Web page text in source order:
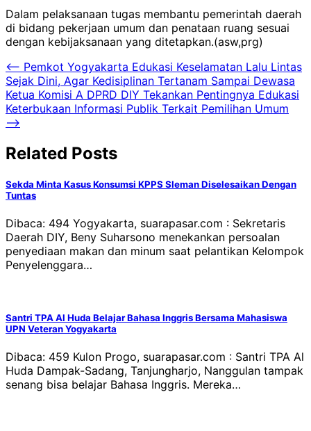
Dalam pelaksanaan tugas membantu pemerintah daerah
di bidang pekerjaan umum dan penataan ruang sesuai
dengan kebijaksanaan yang ditetapkan.(asw,prg)
Navigasi
pos
⟵ Pemkot Yogyakarta Edukasi Keselamatan Lalu Lintas
Sejak Dini, Agar Kedisiplinan Tertanam Sampai Dewasa
Ketua Komisi A DPRD DIY Tekankan Pentingnya Edukasi
Keterbukaan Informasi Publik Terkait Pemilihan Umum
⟶
Related Posts
Sekda Minta Kasus Konsumsi KPPS Sleman Diselesaikan Dengan
Tuntas
Dibaca: 494 Yogyakarta, suarapasar.com : Sekretaris
Daerah DIY, Beny Suharsono menekankan persoalan
penyediaan makan dan minum saat pelantikan Kelompok
Penyelenggara…
Santri TPA Al Huda Belajar Bahasa Inggris Bersama Mahasiswa
UPN Veteran Yogyakarta
Dibaca: 459 Kulon Progo, suarapasar.com : Santri TPA Al
Huda Dampak-Sadang, Tanjungharjo, Nanggulan tampak
senang bisa belajar Bahasa Inggris. Mereka…